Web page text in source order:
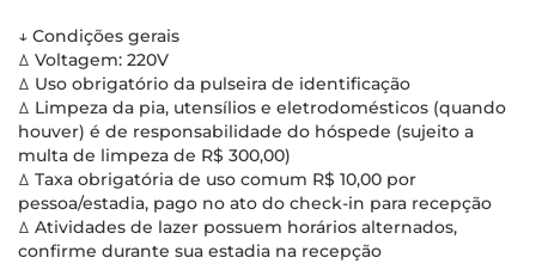
↓ Condições gerais
ꕔ Voltagem: 220V
ꕔ Uso obrigatório da pulseira de identificação
ꕔ Limpeza da pia, utensílios e eletrodomésticos (quando
houver) é de responsabilidade do hóspede (sujeito a
multa de limpeza de R$ 300,00)
ꕔ Taxa obrigatória de uso comum R$ 10,00 por
pessoa/estadia, pago no ato do check-in para recepção
ꕔ Atividades de lazer possuem horários alternados,
confirme durante sua estadia na recepção